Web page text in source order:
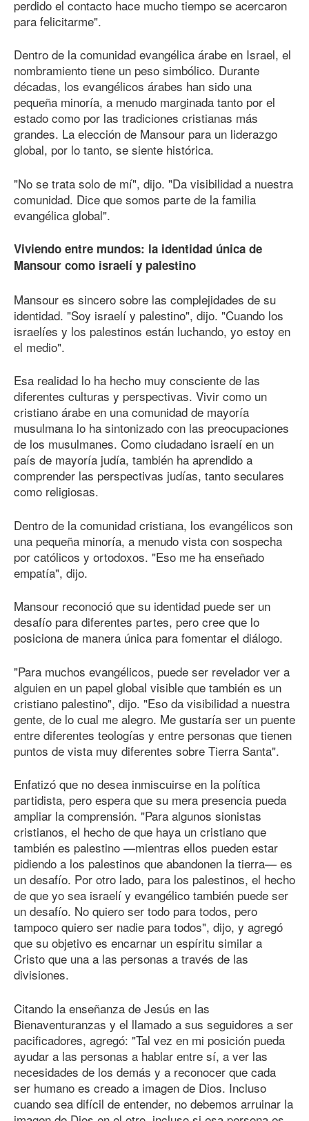
perdido el contacto hace mucho tiempo se acercaron
para felicitarme".
Dentro de la comunidad evangélica árabe en Israel, el
nombramiento tiene un peso simbólico. Durante
décadas, los evangélicos árabes han sido una
pequeña minoría, a menudo marginada tanto por el
estado como por las tradiciones cristianas más
grandes. La elección de Mansour para un liderazgo
global, por lo tanto, se siente histórica.
"No se trata solo de mí", dijo. "Da visibilidad a nuestra
comunidad. Dice que somos parte de la familia
evangélica global".
Viviendo entre mundos: la identidad única de
Mansour como israelí y palestino
Mansour es sincero sobre las complejidades de su
identidad. "Soy israelí y palestino", dijo. "Cuando los
israelíes y los palestinos están luchando, yo estoy en
el medio".
Esa realidad lo ha hecho muy consciente de las
diferentes culturas y perspectivas. Vivir como un
cristiano árabe en una comunidad de mayoría
musulmana lo ha sintonizado con las preocupaciones
de los musulmanes. Como ciudadano israelí en un
país de mayoría judía, también ha aprendido a
comprender las perspectivas judías, tanto seculares
como religiosas.
Dentro de la comunidad cristiana, los evangélicos son
una pequeña minoría, a menudo vista con sospecha
por católicos y ortodoxos. "Eso me ha enseñado
empatía", dijo.
Mansour reconoció que su identidad puede ser un
desafío para diferentes partes, pero cree que lo
posiciona de manera única para fomentar el diálogo.
"Para muchos evangélicos, puede ser revelador ver a
alguien en un papel global visible que también es un
cristiano palestino", dijo. "Eso da visibilidad a nuestra
gente, de lo cual me alegro. Me gustaría ser un puente
entre diferentes teologías y entre personas que tienen
puntos de vista muy diferentes sobre Tierra Santa".
Enfatizó que no desea inmiscuirse en la política
partidista, pero espera que su mera presencia pueda
ampliar la comprensión. "Para algunos sionistas
cristianos, el hecho de que haya un cristiano que
también es palestino —mientras ellos pueden estar
pidiendo a los palestinos que abandonen la tierra— es
un desafío. Por otro lado, para los palestinos, el hecho
de que yo sea israelí y evangélico también puede ser
un desafío. No quiero ser todo para todos, pero
tampoco quiero ser nadie para todos", dijo, y agregó
que su objetivo es encarnar un espíritu similar a
Cristo que una a las personas a través de las
divisiones.
Citando la enseñanza de Jesús en las
Bienaventuranzas y el llamado a sus seguidores a ser
pacificadores, agregó: "Tal vez en mi posición pueda
ayudar a las personas a hablar entre sí, a ver las
necesidades de los demás y a reconocer que cada
ser humano es creado a imagen de Dios. Incluso
cuando sea difícil de entender, no debemos arruinar la